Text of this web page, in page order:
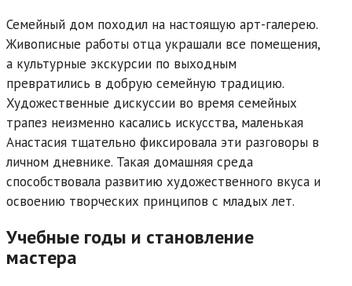
Семейный дом походил на настоящую арт-галерею.
Живописные работы отца украшали все помещения,
а культурные экскурсии по выходным
превратились в добрую семейную традицию.
Художественные дискуссии во время семейных
трапез неизменно касались искусства, маленькая
Анастасия тщательно фиксировала эти разговоры в
личном дневнике. Такая домашняя среда
способствовала развитию художественного вкуса и
освоению творческих принципов с младых лет.
Учебные годы и становление
мастера